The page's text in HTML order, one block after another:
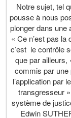
Notre sujet, tel
pousse à nous
plonger dans une
« Ce n’est pas
c’est le contrôle
que par ailleurs,
commis par une
l’application par
transgresseur
système de
Edwin